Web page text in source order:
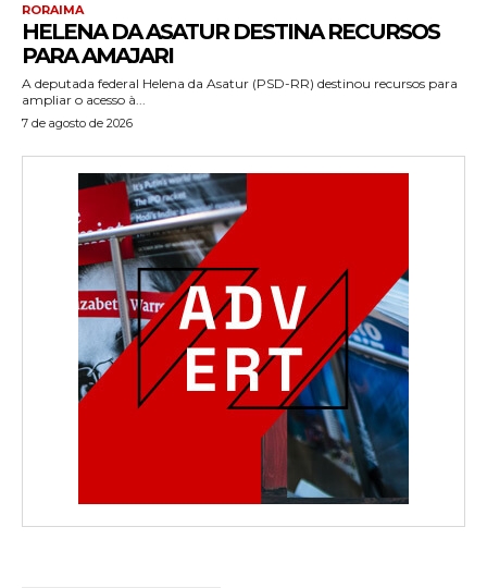
RORAIMA
HELENA DA ASATUR DESTINA RECURSOS
PARA AMAJARI
A deputada federal Helena da Asatur (PSD-RR) destinou recursos para
ampliar o acesso à...
7 de agosto de 2026